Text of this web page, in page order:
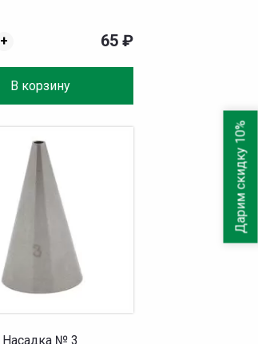
+
В корзину
65 ₽
Насадка № 3
Дарим скидку 10%